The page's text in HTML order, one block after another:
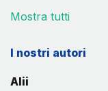
Mostra tutti
I nostri autori
Alii